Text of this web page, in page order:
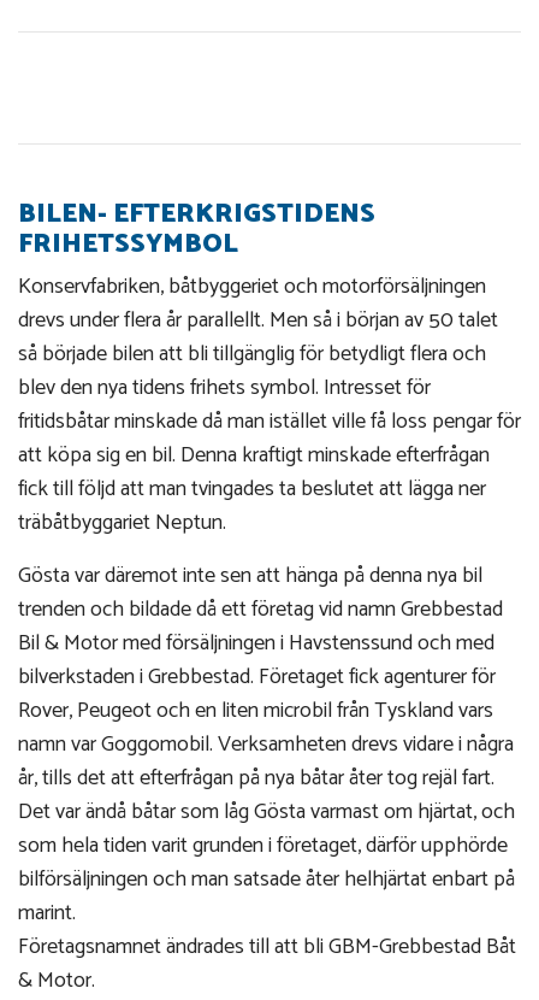
BILEN- EFTERKRIGSTIDENS
FRIHETSSYMBOL
Konservfabriken, båtbyggeriet och motorförsäljningen
drevs under flera år parallellt. Men så i början av 50 talet
så började bilen att bli tillgänglig för betydligt flera och
blev den nya tidens frihets symbol. Intresset för
fritidsbåtar minskade då man istället ville få loss pengar för
att köpa sig en bil. Denna kraftigt minskade efterfrågan
fick till följd att man tvingades ta beslutet att lägga ner
träbåtbyggariet Neptun.
Gösta var däremot inte sen att hänga på denna nya bil
trenden och bildade då ett företag vid namn Grebbestad
Bil & Motor med försäljningen i Havstenssund och med
bilverkstaden i Grebbestad. Företaget fick agenturer för
Rover, Peugeot och en liten microbil från Tyskland vars
namn var Goggomobil. Verksamheten drevs vidare i några
år, tills det att efterfrågan på nya båtar åter tog rejäl fart.
Det var ändå båtar som låg Gösta varmast om hjärtat, och
som hela tiden varit grunden i företaget, därför upphörde
bilförsäljningen och man satsade åter helhjärtat enbart på
marint.
Företagsnamnet ändrades till att bli GBM-Grebbestad Båt
& Motor.